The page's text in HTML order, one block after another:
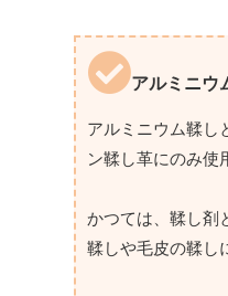
アルミニウ
アルミニウム鞣し
ン鞣し革にのみ使
かつては、鞣し剤
鞣しや毛皮の鞣し